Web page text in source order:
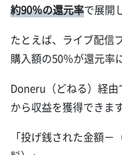
約90％の還元率で展開
たとえば、ライブ配信
購入額の50％が還元率
Doneru（どねる）経
から収益を獲得できます
「投げ銭された金額